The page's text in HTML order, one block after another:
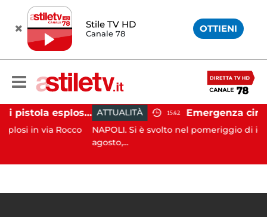
Stile TV HD
Canale 78 OTTIENI
Salerno, colpi di pistola esplosi a Pastena: paura tra i residenti
via Rocco
ATTUALITÀ 15:42
NAPOLI. Si è svolto nel pomeriggio di ieri,
agosto,...